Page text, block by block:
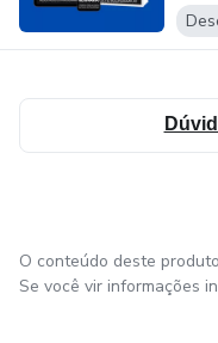
O conteúdo deste
Se você vir informações